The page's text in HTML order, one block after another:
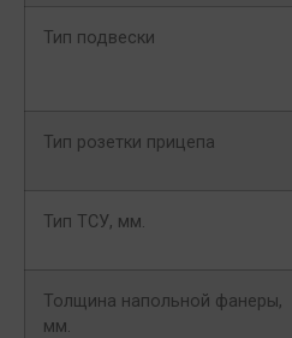
Тип подвески
Тип розетки прицепа
Тип ТСУ, мм.
Толщина напольной фанеры,
мм.